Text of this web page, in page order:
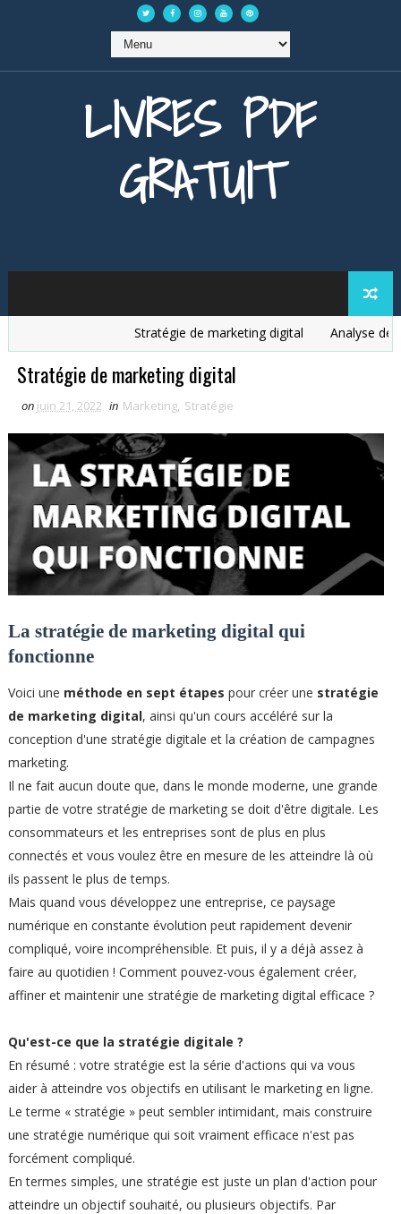
LIVRES PDF
GRATUIT
Stratégie de marketing digital Analyse des
Stratégie de marketing digital
on juin 21, 2022 in Marketing, Stratégie
La stratégie de marketing digital qui
fonctionne
Voici une méthode en sept étapes pour créer une stratégie
de marketing digital, ainsi qu'un cours accéléré sur la
conception d'une stratégie digitale et la création de campagnes
marketing.
Il ne fait aucun doute que, dans le monde moderne, une grande
partie de votre stratégie de marketing se doit d'être digitale. Les
consommateurs et les entreprises sont de plus en plus
connectés et vous voulez être en mesure de les atteindre là où
ils passent le plus de temps.
Mais quand vous développez une entreprise, ce paysage
numérique en constante évolution peut rapidement devenir
compliqué, voire incompréhensible. Et puis, il y a déjà assez à
faire au quotidien ! Comment pouvez-vous également créer,
affiner et maintenir une stratégie de marketing digital efficace ?
Qu'est-ce que la stratégie digitale ?
En résumé : votre stratégie est la série d'actions qui va vous
aider à atteindre vos objectifs en utilisant le marketing en ligne.
Le terme « stratégie » peut sembler intimidant, mais construire
une stratégie numérique qui soit vraiment efficace n'est pas
forcément compliqué.
En termes simples, une stratégie est juste un plan d'action pour
atteindre un objectif souhaité, ou plusieurs objectifs. Par